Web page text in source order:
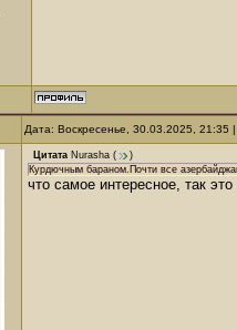
Дата: Воскресенье, 30.03.2025,
Цитата Nurаsha (
)
Курдючным бараном.Почти все
что самое интересное, так